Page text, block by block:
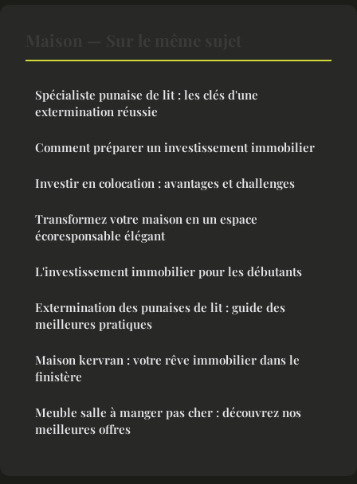
Spécialiste punaise de lit : les clés d'une
extermination réussie
Comment préparer un investissement immobilier
Investir en colocation : avantages et challenges
Transformez votre maison en un espace
écoresponsable élégant
L'investissement immobilier pour les débutants
Extermination des punaises de lit : guide des
meilleures pratiques
Maison kervran : votre rêve immobilier dans le
finistère
Meuble salle à manger pas cher : découvrez nos
meilleures offres